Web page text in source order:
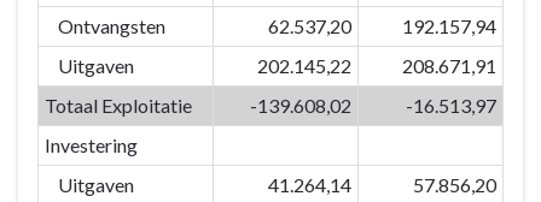
het
inzetten
kwaliteitsvolle
vrijetijdsvoorzieningen
creaties
Ontvangsten
62.537,20
192.157,94
Uitgaven
202.145,22
208.671,91
Totaal Exploitatie
-139.608,02
-16.513,97
Investering
Uitgaven
41.264,14
57.856,20